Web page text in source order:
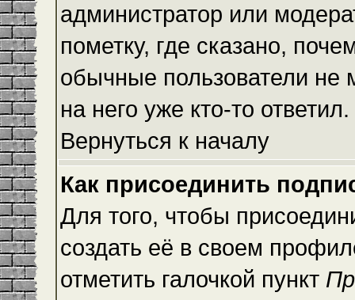
администратор или
пометку, где сказано,
обычные пользователи не
на него уже кто-то ответил.
Вернуться к началу
Как присоединить
Для того, чтобы
создать её в своем
отметить галочкой пункт